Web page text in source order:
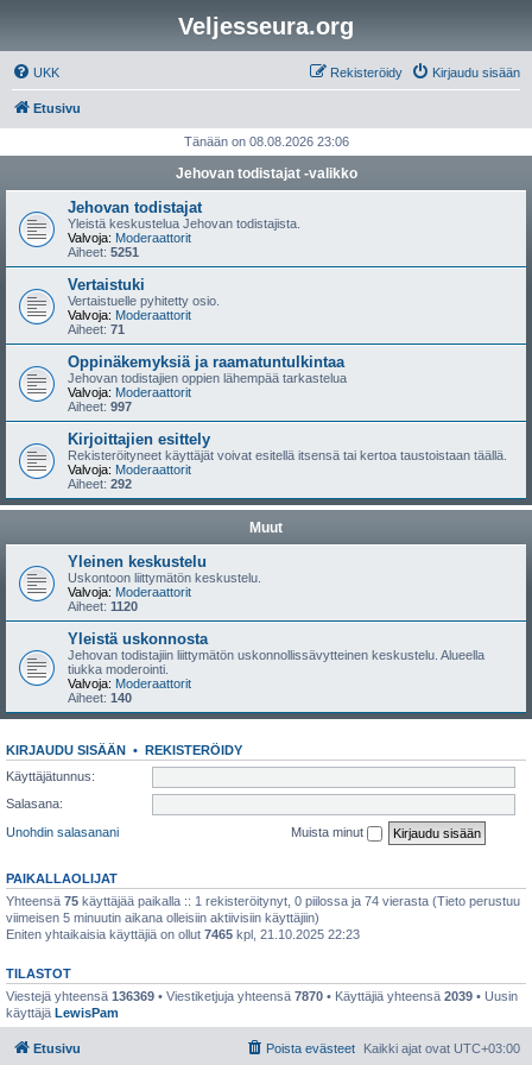
Veljesseura.org
UKK Kirjaudu sisään
Rekisteröidy
Etusivu
Tänään on 08.08.2026 23:06
Jehovan todistajat -valikko
Jehovan todistajat
Yleistä keskustelua Jehovan todistajista.
Valvoja: Moderaattorit
Aiheet: 5251
Vertaistuki
Vertaistuelle pyhitetty osio.
Valvoja: Moderaattorit
Aiheet: 71
Oppinäkemyksiä ja raamatuntulkintaa
Jehovan todistajien oppien lähempää tarkastelua
Valvoja: Moderaattorit
Aiheet: 997
Kirjoittajien esittely
Rekisteröityneet käyttäjät voivat esitellä itsensä tai kertoa taustoistaan täällä.
Valvoja: Moderaattorit
Aiheet: 292
Muut
Yleinen keskustelu
Uskontoon liittymätön keskustelu.
Valvoja: Moderaattorit
Aiheet: 1120
Yleistä uskonnosta
Jehovan todistajiin liittymätön uskonnollissävytteinen keskustelu. Alueella
tiukka moderointi.
Valvoja: Moderaattorit
Aiheet: 140
KIRJAUDU SISÄÄN • REKISTERÖIDY
Käyttäjätunnus:
Salasana:
Unohdin salasanani
Muista minut
PAIKALLAOLIJAT
Yhteensä 75 käyttäjää paikalla :: 1 rekisteröitynyt, 0 piilossa ja 74 vierasta (Tieto perustuu
viimeisen 5 minuutin aikana olleisiin aktiivisiin käyttäjiin)
Eniten yhtaikaisia käyttäjiä on ollut 7465 kpl, 21.10.2025 22:23
TILASTOT
Viestejä yhteensä 136369 • Viestiketjuja yhteensä 7870 • Käyttäjiä yhteensä 2039 • Uusin
käyttäjä LewisPam
Etusivu Kaikki ajat ovat UTC+03:00
Poista evästeet